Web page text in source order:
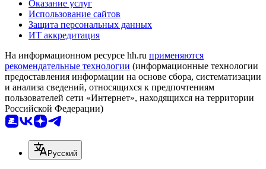
Оказание услуг
Использование сайтов
Защита персональных данных
ИТ аккредитация
На информационном ресурсе hh.ru применяются
рекомендательные технологии (информационные технологии
предоставления информации на основе сбора, систематизации
и анализа сведений, относящихся к предпочтениям
пользователей сети «Интернет», находящихся на территории
Российской Федерации)
Русский